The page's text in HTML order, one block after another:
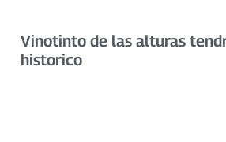
Vinotinto de las alturas
historico